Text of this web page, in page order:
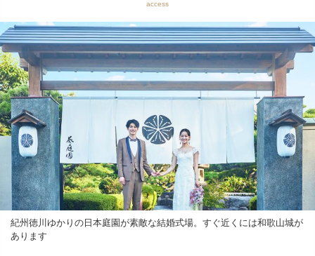
access
紀州徳川ゆかりの日本庭園が素敵な結婚式場。すぐ近くには和歌山城が
あります